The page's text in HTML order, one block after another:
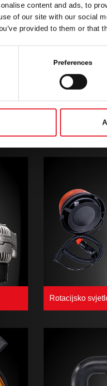
content and ads, to
of our site with our social
provided to them or that
Preferences
Električni kabel
Rotacijsko